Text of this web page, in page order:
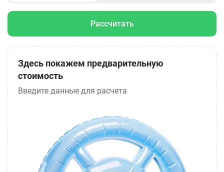
Рассчитать
Здесь покажем предварительную
стоимость
Введите данные для расчета